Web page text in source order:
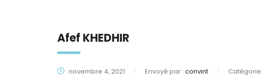
Afef KHEDHIR
novembre 4, 2021 Envoyé par : convint Catégorie: